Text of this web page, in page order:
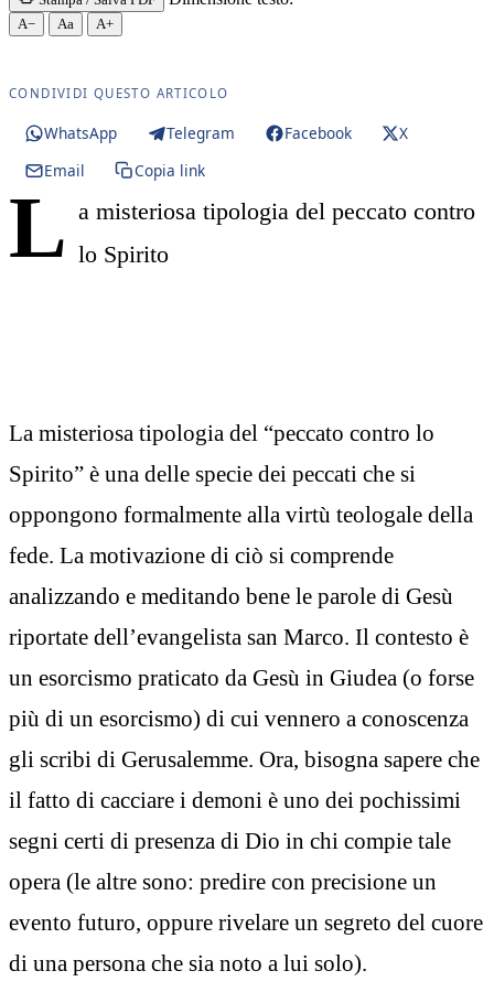
A− Aa A+
CONDIVIDI QUESTO ARTICOLO
WhatsApp Telegram Facebook
X
Email
Copia link
L a misteriosa tipologia del peccato contro
lo Spirito
La misteriosa tipologia del “peccato contro lo
Spirito” è una delle specie dei peccati che si
oppongono formalmente alla virtù teologale della
fede. La motivazione di ciò si comprende
analizzando e meditando bene le parole di Gesù
riportate dell’evangelista san Marco. Il contesto è
un esorcismo praticato da Gesù in Giudea (o forse
più di un esorcismo) di cui vennero a conoscenza
gli scribi di Gerusalemme. Ora, bisogna sapere che
il fatto di cacciare i demoni è uno dei pochissimi
segni certi di presenza di Dio in chi compie tale
opera (le altre sono: predire con precisione un
evento futuro, oppure rivelare un segreto del cuore
di una persona che sia noto a lui solo).